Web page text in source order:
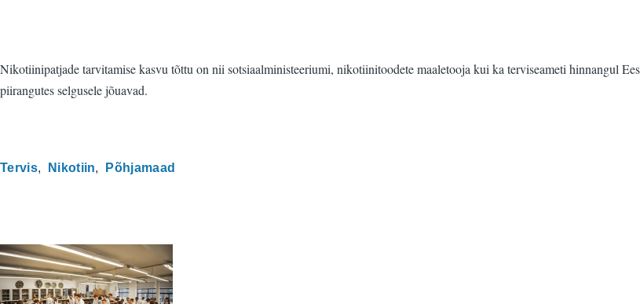
Nikotiinipatjade tarvitamise kasvu tõttu on nii sotsiaalministeeriumi, nikotiinitoodete maaletooja kui ka terviseameti hinnangul
piirangutes selgusele jõuavad.
Tervis Nikotiin Põhjamaad